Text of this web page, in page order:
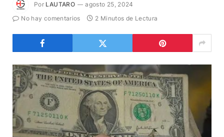
Por LAUTARO
agosto 25, 2024
No hay comentarios
2 Minutos de Lectura